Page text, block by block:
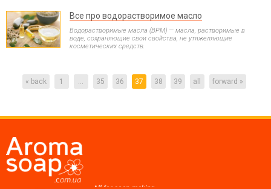
Все про водорастворимое масло
Водорастворимые масла (ВРМ) — масла, растворимые в
воде, сохраняющие свои свойства, не утяжеляющие
косметических средств.
« back 1 ... 35 36 37 38 39 all forward »